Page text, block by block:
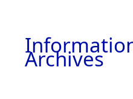
Archives